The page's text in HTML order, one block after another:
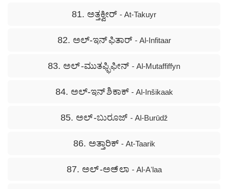
81. ಅತ್ತಕ್ವೀರ್ - At-Takuyr
82. ಅಲ್-ಇನ್ ಫಿತಾರ್ - Al-Infitaar
83. ಅಲ್ -ಮುತಫ್ಫಿಫೀನ್ - Al-Mutaffiffyn
84. ಅಲ್-ಇನ್ ಶಿಕಾಕ್ - Al-Inšikaak
85. ಅಲ್ -ಬುರೂಜ್ - Al-Burūdž
86. ಅತ್ತಾರಿಕ್ - At-Taarik
87. ಅಲ್ -ಅಅ್ ಲಾ - Al-Aʻlaa